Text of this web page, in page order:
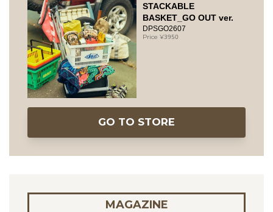
STACKABLE
BASKET_GO OUT ver.
DPSGO2607
3950
GO TO STORE
MAGAZINE